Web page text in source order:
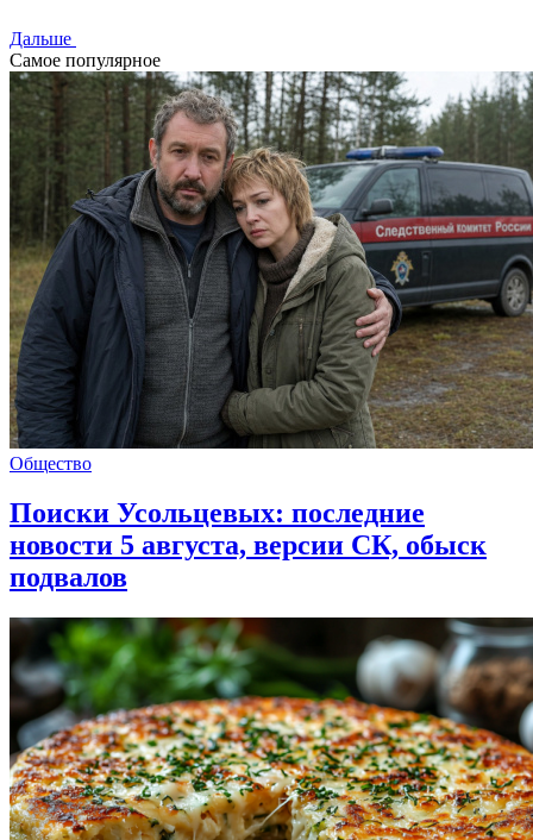
Дальше
Самое популярное
Общество
Поиски Усольцевых: последние
новости 5 августа, версии СК, обыск
подвалов